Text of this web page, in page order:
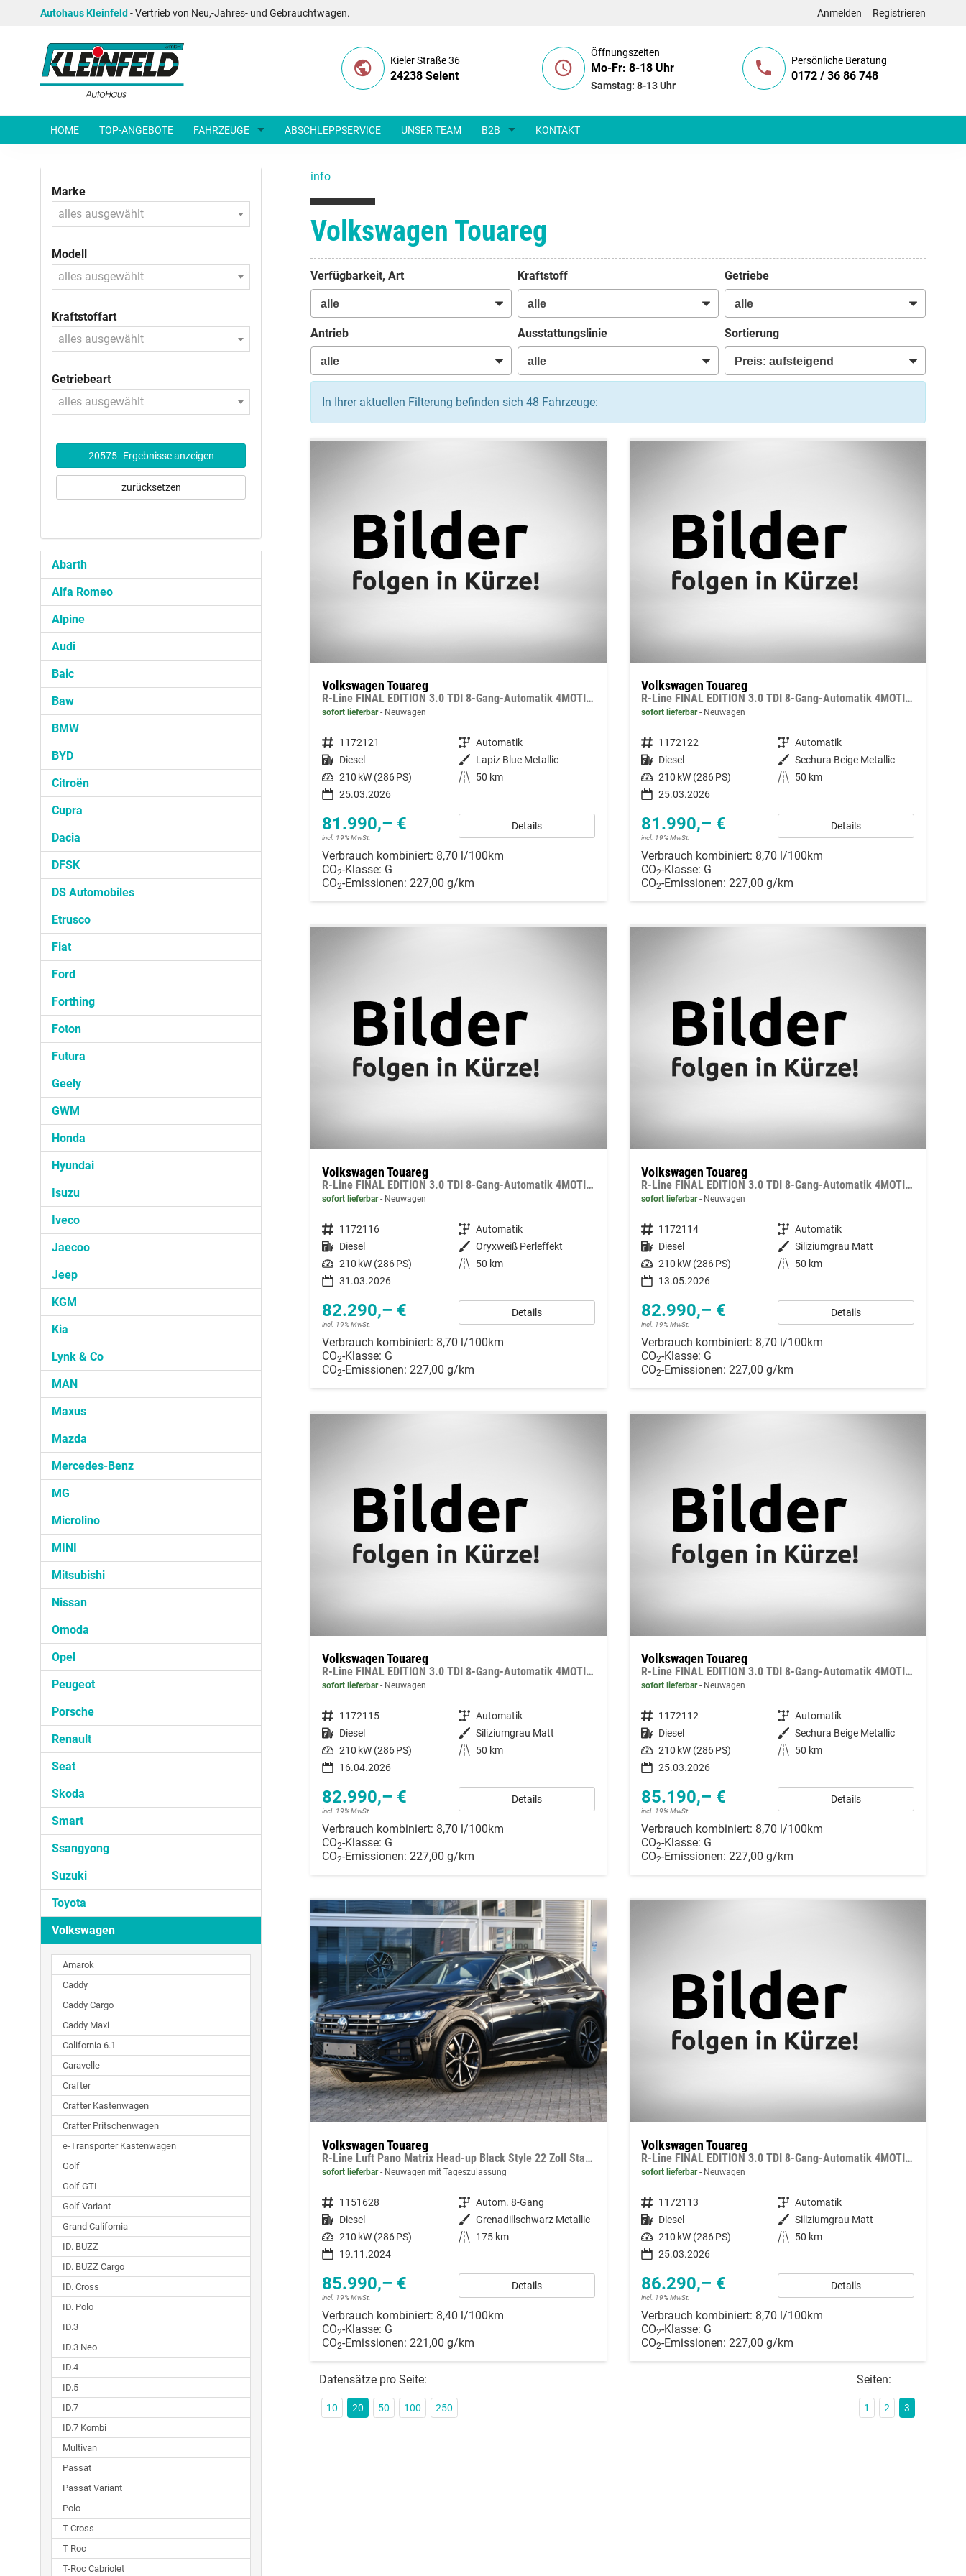
Autohaus Kleinfeld - Vertrieb von Neu,-Jahres- und Gebrauchtwagen. Anmelden Registrieren
Kieler Straße 36
24238 Selent
Öffnungszeiten
Mo-Fr: 8-18 Uhr
Samstag: 8-13 Uhr
Persönliche Beratung
0172 / 36 86 748
HOME TOP-ANGEBOTE FAHRZEUGE ABSCHLEPPSERVICE UNSER TEAM B2B KONTAKT
info
Volkswagen Touareg
Verfügbarkeit, Art Kraftstoff Getriebe
Antrieb Ausstattungslinie Sortierung
In Ihrer aktuellen Filterung befinden sich 48 Fahrzeuge:
Volkswagen Touareg
R-Line FINAL EDITION 3.0 TDI 8-Gang-Automatik 4MOTION
sofort lieferbar Neuwagen
Fahrzeugnummer 1172121 Getriebe Automatik
Kraftstoff Diesel Außenfarbe Lapiz Blue Metallic
Leistung 210 kW (286 PS) Kilometerstand
50 km
25.03.2026
81.990,– €
incl. 19% MwSt.
Details
Verbrauch kombiniert: 8,70 l/100km
CO2-Klasse: G
CO2-Emissionen: 227,00 g/km
Volkswagen Touareg
R-Line FINAL EDITION 3.0 TDI 8-Gang-Automatik 4MOTION
sofort lieferbar Neuwagen
Fahrzeugnummer 1172122 Getriebe Automatik
Kraftstoff Diesel Außenfarbe Sechura Beige Metallic
Leistung 210 kW (286 PS) Kilometerstand
50 km
25.03.2026
81.990,– €
incl. 19% MwSt.
Details
Verbrauch kombiniert: 8,70 l/100km
CO2-Klasse: G
CO2-Emissionen: 227,00 g/km
Volkswagen Touareg
R-Line FINAL EDITION 3.0 TDI 8-Gang-Automatik 4MOTION
sofort lieferbar Neuwagen
Fahrzeugnummer 1172116 Getriebe Automatik
Kraftstoff Diesel Außenfarbe Oryxweiß Perleffekt
Leistung 210 kW (286 PS) Kilometerstand
50 km
31.03.2026
82.290,– €
incl. 19% MwSt.
Details
Verbrauch kombiniert: 8,70 l/100km
CO2-Klasse: G
CO2-Emissionen: 227,00 g/km
Volkswagen Touareg
R-Line FINAL EDITION 3.0 TDI 8-Gang-Automatik 4MOTION
sofort lieferbar Neuwagen
Fahrzeugnummer 1172114 Getriebe Automatik
Kraftstoff Diesel Außenfarbe Siliziumgrau Matt
Leistung 210 kW (286 PS) Kilometerstand
50 km
13.05.2026
82.990,– €
incl. 19% MwSt.
Details
Verbrauch kombiniert: 8,70 l/100km
CO2-Klasse: G
CO2-Emissionen: 227,00 g/km
Volkswagen Touareg
R-Line FINAL EDITION 3.0 TDI 8-Gang-Automatik 4MOTION
sofort lieferbar Neuwagen
Fahrzeugnummer 1172115 Getriebe Automatik
Kraftstoff Diesel Außenfarbe Siliziumgrau Matt
Leistung 210 kW (286 PS) Kilometerstand
50 km
16.04.2026
82.990,– €
incl. 19% MwSt.
Details
Verbrauch kombiniert: 8,70 l/100km
CO2-Klasse: G
CO2-Emissionen: 227,00 g/km
Volkswagen Touareg
R-Line FINAL EDITION 3.0 TDI 8-Gang-Automatik 4MOTION
sofort lieferbar Neuwagen
Fahrzeugnummer 1172112 Getriebe Automatik
Kraftstoff Diesel Außenfarbe Sechura Beige Metallic
Leistung 210 kW (286 PS) Kilometerstand
50 km
25.03.2026
85.190,– €
incl. 19% MwSt.
Details
Verbrauch kombiniert: 8,70 l/100km
CO2-Klasse: G
CO2-Emissionen: 227,00 g/km
Volkswagen Touareg
R-Line Luft Pano Matrix Head-up Black Style 22 Zoll Standheizung
sofort lieferbar Neuwagen mit Tageszulassung
Fahrzeugnummer 1151628 Getriebe Autom. 8-Gang
Kraftstoff Diesel Außenfarbe Grenadillschwarz Metallic
Leistung 210 kW (286 PS) Kilometerstand
175 km
19.11.2024
85.990,– €
incl. 19% MwSt.
Details
Verbrauch kombiniert: 8,40 l/100km
CO2-Klasse: G
CO2-Emissionen: 221,00 g/km
Volkswagen Touareg
R-Line FINAL EDITION 3.0 TDI 8-Gang-Automatik 4MOTION
sofort lieferbar Neuwagen
Fahrzeugnummer 1172113 Getriebe Automatik
Kraftstoff Diesel Außenfarbe Siliziumgrau Matt
Leistung 210 kW (286 PS) Kilometerstand
50 km
25.03.2026
86.290,– €
incl. 19% MwSt.
Details
Verbrauch kombiniert: 8,70 l/100km
CO2-Klasse: G
CO2-Emissionen: 227,00 g/km
Datensätze pro Seite:
10 20 50 100 250
Seiten:
1 2 3
Marke
alles ausgewählt
Modell
alles ausgewählt
Kraftstoffart
alles ausgewählt
Getriebeart
alles ausgewählt
20575 Ergebnisse anzeigen
zurücksetzen
Abarth
Alfa Romeo
Alpine
Audi
Baic
Baw
BMW
BYD
Citroën
Cupra
Dacia
DFSK
DS Automobiles
Etrusco
Fiat
Ford
Forthing
Foton
Futura
Geely
GWM
Honda
Hyundai
Isuzu
Iveco
Jaecoo
Jeep
KGM
Kia
Lynk & Co
MAN
Maxus
Mazda
Mercedes-Benz
MG
Microlino
MINI
Mitsubishi
Nissan
Omoda
Opel
Peugeot
Porsche
Renault
Seat
Skoda
Smart
Ssangyong
Suzuki
Toyota
Volkswagen
Amarok
Caddy
Caddy Cargo
Caddy Maxi
California 6.1
Caravelle
Crafter
Crafter Kastenwagen
Crafter Pritschenwagen
e-Transporter Kastenwagen
Golf
Golf GTI
Golf Variant
Grand California
ID. BUZZ
ID. BUZZ Cargo
ID. Cross
ID. Polo
ID.3
ID.3 Neo
ID.4
ID.5
ID.7
ID.7 Kombi
Multivan
Passat
Passat Variant
Polo
T-Cross
T-Roc
T-Roc Cabriolet